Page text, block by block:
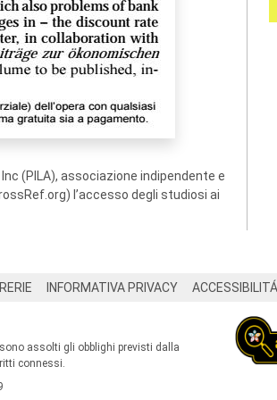
(PILA), associazione indipendente e
l’accesso degli studiosi ai
INFORMATIVA PRIVACY ACCESSIBILITÁ
assolti gli obblighi previsti dalla
connessi.